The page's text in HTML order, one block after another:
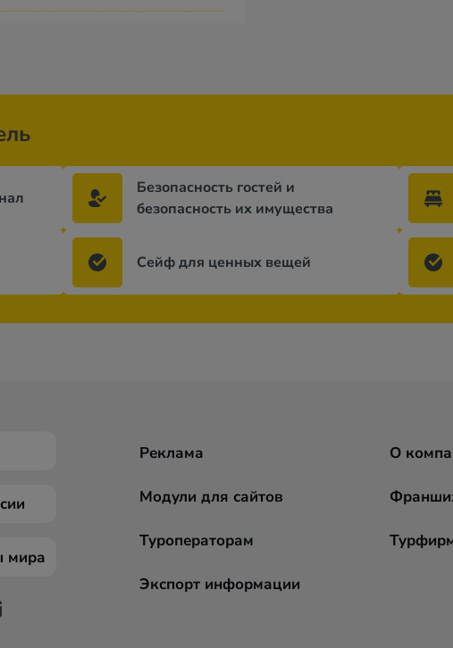
Безопасность гостей и
безопасность их имущества
Сейф для ценных вещей
мира
Реклама
Модули для сайтов
Туроператорам
Экспорт информации
О